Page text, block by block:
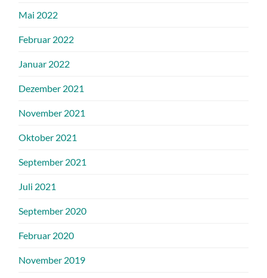
Mai 2022
Februar 2022
Januar 2022
Dezember 2021
November 2021
Oktober 2021
September 2021
Juli 2021
September 2020
Februar 2020
November 2019